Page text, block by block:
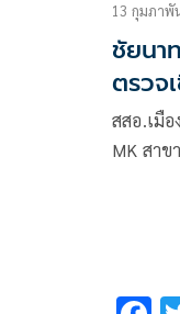
13 กุมภาพั
ชัยนา
ตรวจ
สสอ.เมื
MK สาข